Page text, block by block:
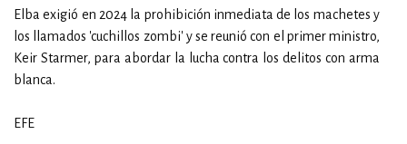
Elba exigió en 2024 la prohibición inmediata de los machetes y
los llamados 'cuchillos zombi' y se reunió con el primer ministro,
Keir Starmer, para abordar la lucha contra los delitos con arma
blanca.
EFE